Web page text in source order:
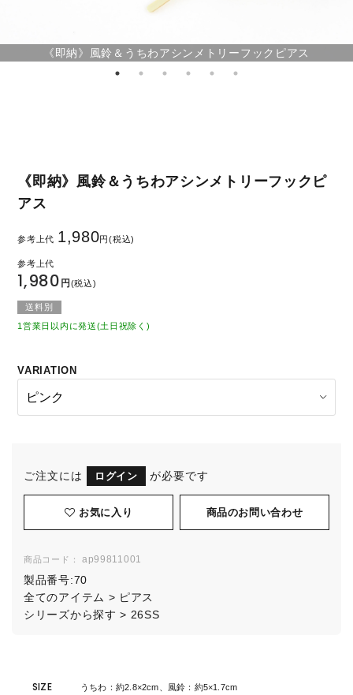
《即納》風鈴＆うちわアシンメトリーフックピアス
《即納》風鈴＆うちわアシンメトリーフックピ
アス
参考上代 1,980円(税込)
1,980 円(税込)
送料別
1営業日以内に発送(土日祝除く)
VARIATION
ご注文には ログイン が必要です
お気に入り
商品コード： ap99811001
製品番号:70
全てのアイテム > ピアス
シリーズから探す > 26SS
SIZE うちわ：約2.8×2cm、風鈴：約5×1.7cm